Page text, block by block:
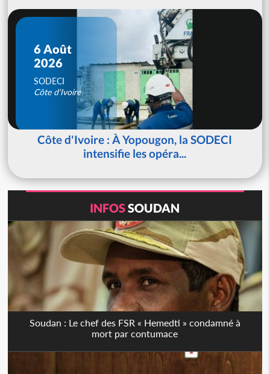
6 Août
2026
SODECI
Côte d'Ivoire
Côte d'Ivoire : À Yopougon, la SODECI
intensifie les opéra...
INFOSSOUDAN
Soudan : Le chef des FSR « Hemedti » condamné à
mort par contumace